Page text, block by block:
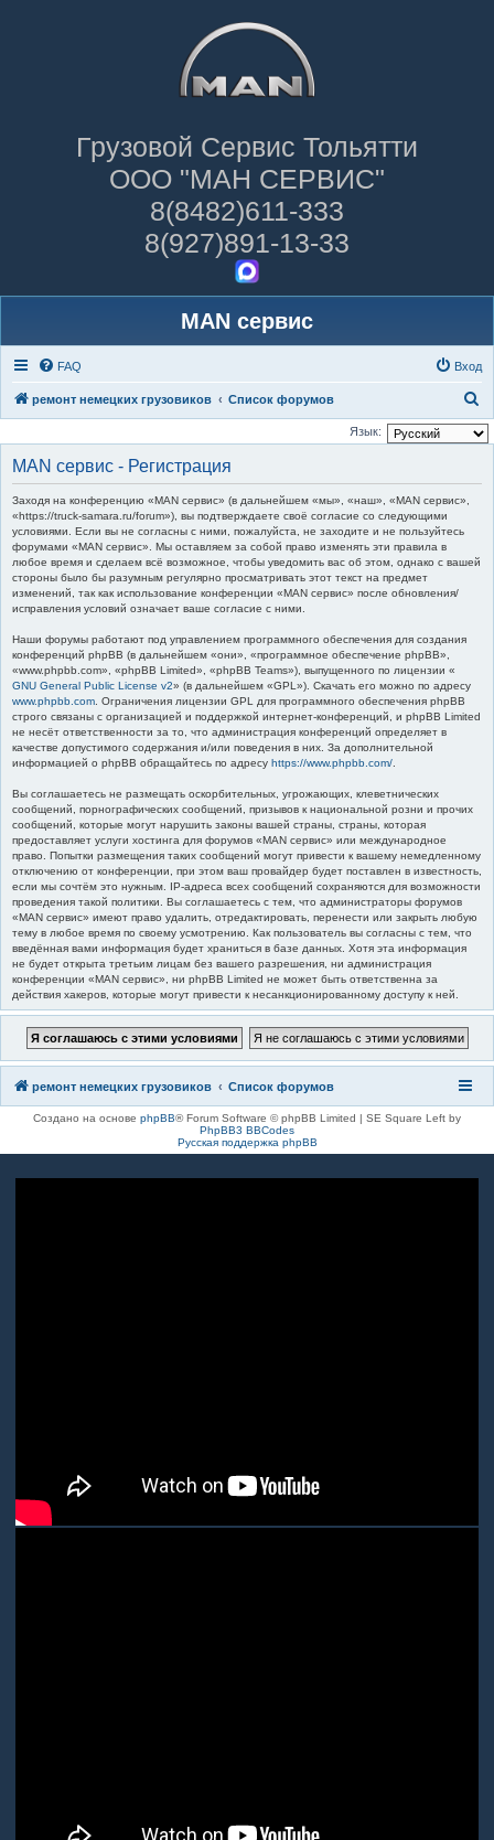
Грузовой Сервис Тольятти
ООО "МАН СЕРВИС"
8(8482)611-333
8(927)891-13-33
MAN сервис
FAQ Вход
ремонт немецких грузовиков Список форумов
о
Язык:
MAN сервис - Регистрация
Заходя на конференцию «MAN сервис» (в дальнейшем «мы», «наш», «MAN сервис»,
«https://truck-samara.ru/forum»), вы подтверждаете своё согласие со следующими
условиями. Если вы не согласны с ними, пожалуйста, не заходите и не пользуйтесь
форумами «MAN сервис». Мы оставляем за собой право изменять эти правила в
любое время и сделаем всё возможное, чтобы уведомить вас об этом, однако с вашей
стороны было бы разумным регулярно просматривать этот текст на предмет
изменений, так как использование конференции «MAN сервис» после обновления/
исправления условий означает ваше согласие с ними.
Наши форумы работают под управлением программного обеспечения для создания
конференций phpBB (в дальнейшем «они», «программное обеспечение phpBB»,
«www.phpbb.com», «phpBB Limited», «phpBB Teams»), выпущенного по лицензии «
GNU General Public License v2» (в дальнейшем «GPL»). Скачать его можно по адресу
www.phpbb.com . Ограничения лицензии GPL для программного обеспечения phpBB
строго связаны с организацией и поддержкой интернет-конференций, и phpBB Limited
не несёт ответственности за то, что администрация конференций определяет в
качестве допустимого содержания и/или поведения в них. За дополнительной
информацией о phpBB обращайтесь по адресу https://www.phpbb.com/
Вы соглашаетесь не размещать оскорбительных, угрожающих, клеветнических
сообщений, порнографических сообщений, призывов к национальной розни и прочих
сообщений, которые могут нарушить законы вашей страны, страны, которая
предоставляет услуги хостинга для форумов «MAN сервис» или международное
право. Попытки размещения таких сообщений могут привести к вашему немедленному
отключению от конференции, при этом ваш провайдер будет поставлен в известность,
если мы сочтём это нужным. IP-адреса всех сообщений сохраняются для возможности
проведения такой политики. Вы соглашаетесь с тем, что администраторы форумов
«MAN сервис» имеют право удалить, отредактировать, перенести или закрыть любую
тему в любое время по своему усмотрению. Как пользователь вы согласны с тем, что
введённая вами информация будет храниться в базе данных. Хотя эта информация
не будет открыта третьим лицам без вашего разрешения, ни администрация
конференции «MAN сервис», ни phpBB Limited не может быть ответственна за
действия хакеров, которые могут привести к несанкционированному доступу к ней.
ремонт немецких грузовиков Список форумов
Создано на основе phpBB® Forum Software © phpBB Limited | SE Square Left by
PhpBB3 BBCodes
Русская поддержка phpBB